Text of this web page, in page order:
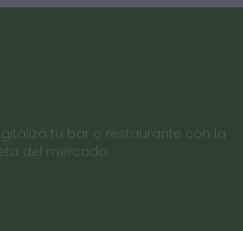
tu bar o restaurante con la
del mercado.